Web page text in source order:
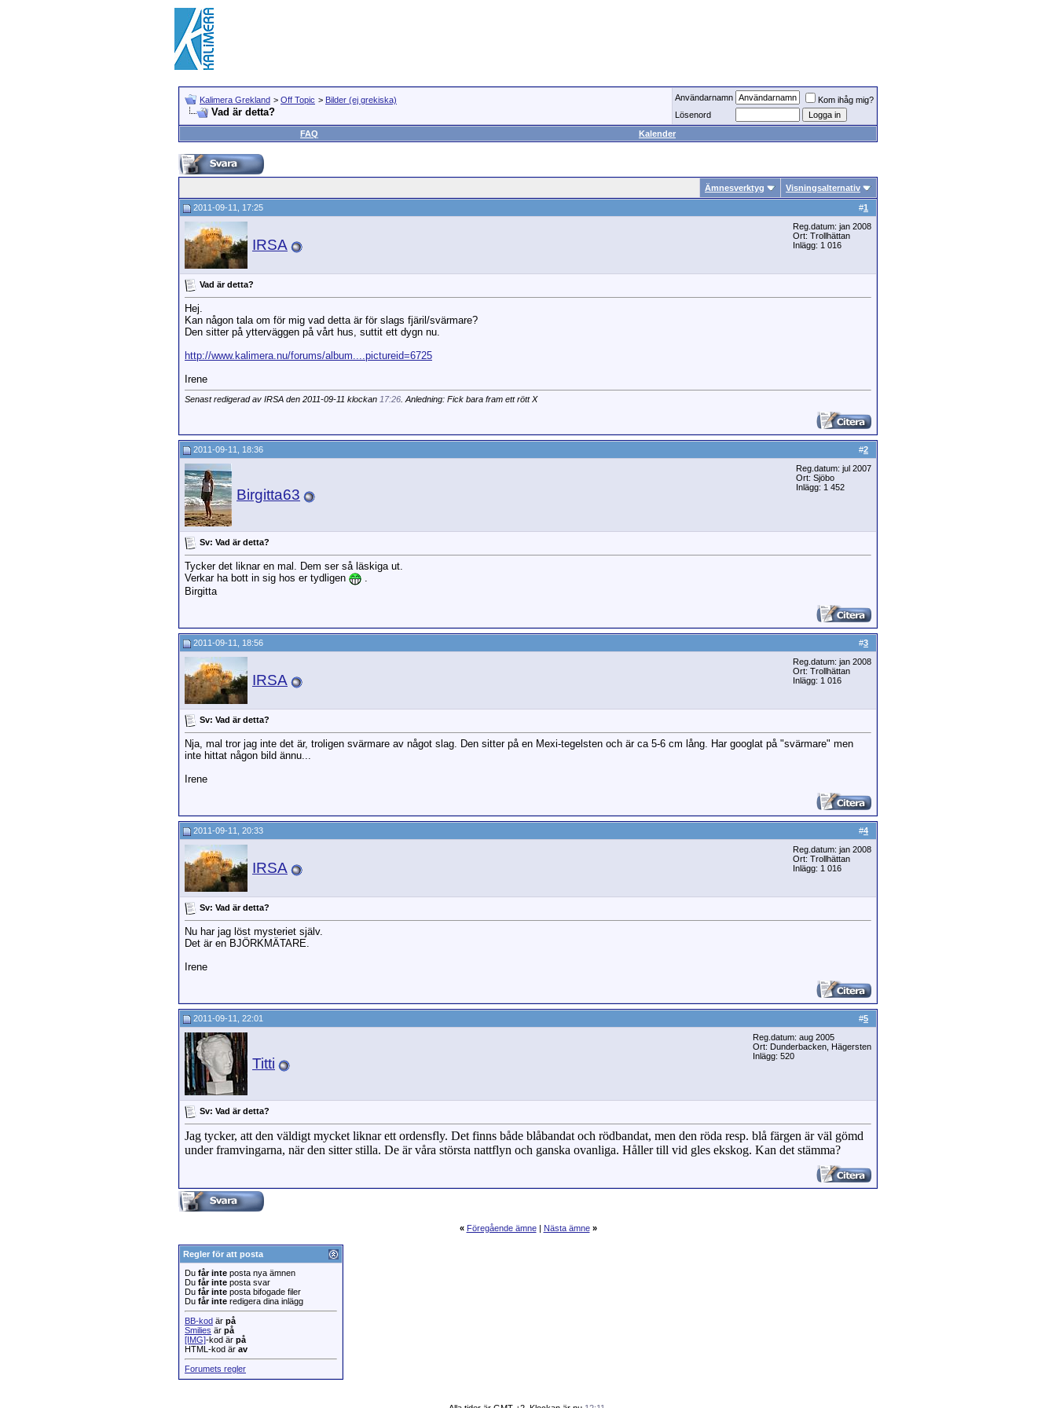
Kalimera Grekland > Off Topic > Bilder (ej grekiska)
Vad är detta?
Användarnamn
Kom ihåg mig?
Lösenord
FAQ
Kalender
Ämnesverktyg Visningsalternativ
#1
2011-09-11, 17:25
IRSA
Reg.datum: jan 2008
Ort: Trollhättan
Inlägg: 1 016
Vad är detta?
Hej.
Kan någon tala om för mig vad detta är för slags fjäril/svärmare?
Den sitter på ytterväggen på vårt hus, suttit ett dygn nu.
http://www.kalimera.nu/forums/album....pictureid=6725
Irene
Senast redigerad av IRSA den 2011-09-11 klockan 17:26 . Anledning: Fick bara fram ett rött X
#2
2011-09-11, 18:36
Birgitta63
Reg.datum: jul 2007
Ort: Sjöbo
Inlägg: 1 452
Sv: Vad är detta?
Tycker det liknar en mal. Dem ser så läskiga ut.
Verkar ha bott in sig hos er tydligen
.
Birgitta
#3
2011-09-11, 18:56
IRSA
Reg.datum: jan 2008
Ort: Trollhättan
Inlägg: 1 016
Sv: Vad är detta?
Nja, mal tror jag inte det är, troligen svärmare av något slag. Den sitter på en Mexi-tegelsten och är ca 5-6 cm lång. Har googlat på "svärmare" men
inte hittat någon bild ännu...
Irene
#4
2011-09-11, 20:33
IRSA
Reg.datum: jan 2008
Ort: Trollhättan
Inlägg: 1 016
Sv: Vad är detta?
Nu har jag löst mysteriet själv.
Det är en BJÖRKMÄTARE.
Irene
#5
2011-09-11, 22:01
Titti
Reg.datum: aug 2005
Ort: Dunderbacken, Hägersten
Inlägg: 520
Sv: Vad är detta?
Jag tycker, att den väldigt mycket liknar ett ordensfly. Det finns både blåbandat och rödbandat, men den röda resp. blå färgen är väl gömd
under framvingarna, när den sitter stilla. De är våra största nattflyn och ganska ovanliga. Håller till vid gles ekskog. Kan det stämma?
« Föregående ämne| Nästa ämne »
Regler för att posta
Du får inte posta nya ämnen
Du får inte posta svar
Du får inte posta bifogade filer
Du får inte redigera dina inlägg
BB-kod är på
Smilies är på
[IMG]-kod är på
HTML-kod är av
Forumets regler